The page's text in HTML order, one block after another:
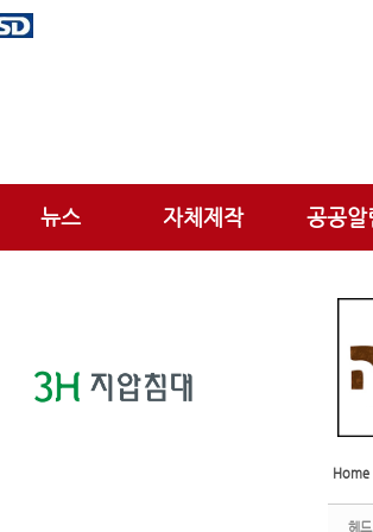
뉴스 자체제작 공공알
Home
헤